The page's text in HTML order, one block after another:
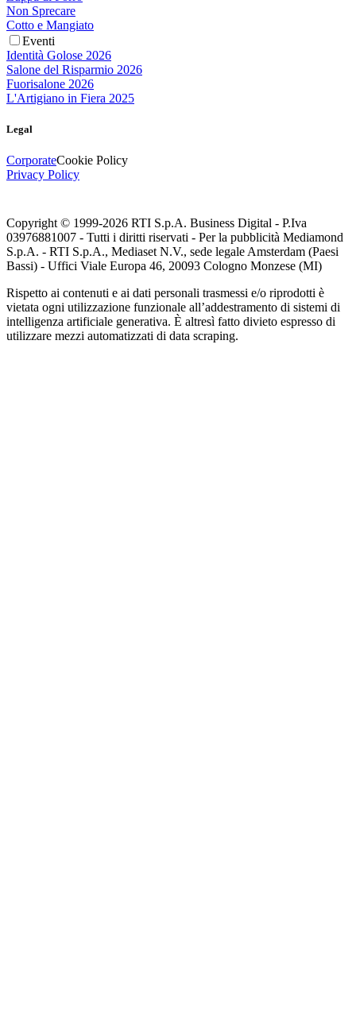
Non Sprecare
Cotto e Mangiato
Eventi
Identità Golose 2026
Salone del Risparmio 2026
Fuorisalone 2026
L'Artigiano in Fiera 2025
Legal
CorporateCookie Policy
Privacy Policy
Copyright © 1999-2026 RTI S.p.A. Business Digital - P.Iva
03976881007 - Tutti i diritti riservati - Per la pubblicità Mediamond
S.p.A. - RTI S.p.A., Mediaset N.V., sede legale Amsterdam (Paesi
Bassi) - Uffici Viale Europa 46, 20093 Cologno Monzese (MI)
Rispetto ai contenuti e ai dati personali trasmessi e/o riprodotti è
vietata ogni utilizzazione funzionale all’addestramento di sistemi di
intelligenza artificiale generativa. È altresì fatto divieto espresso di
utilizzare mezzi automatizzati di data scraping.